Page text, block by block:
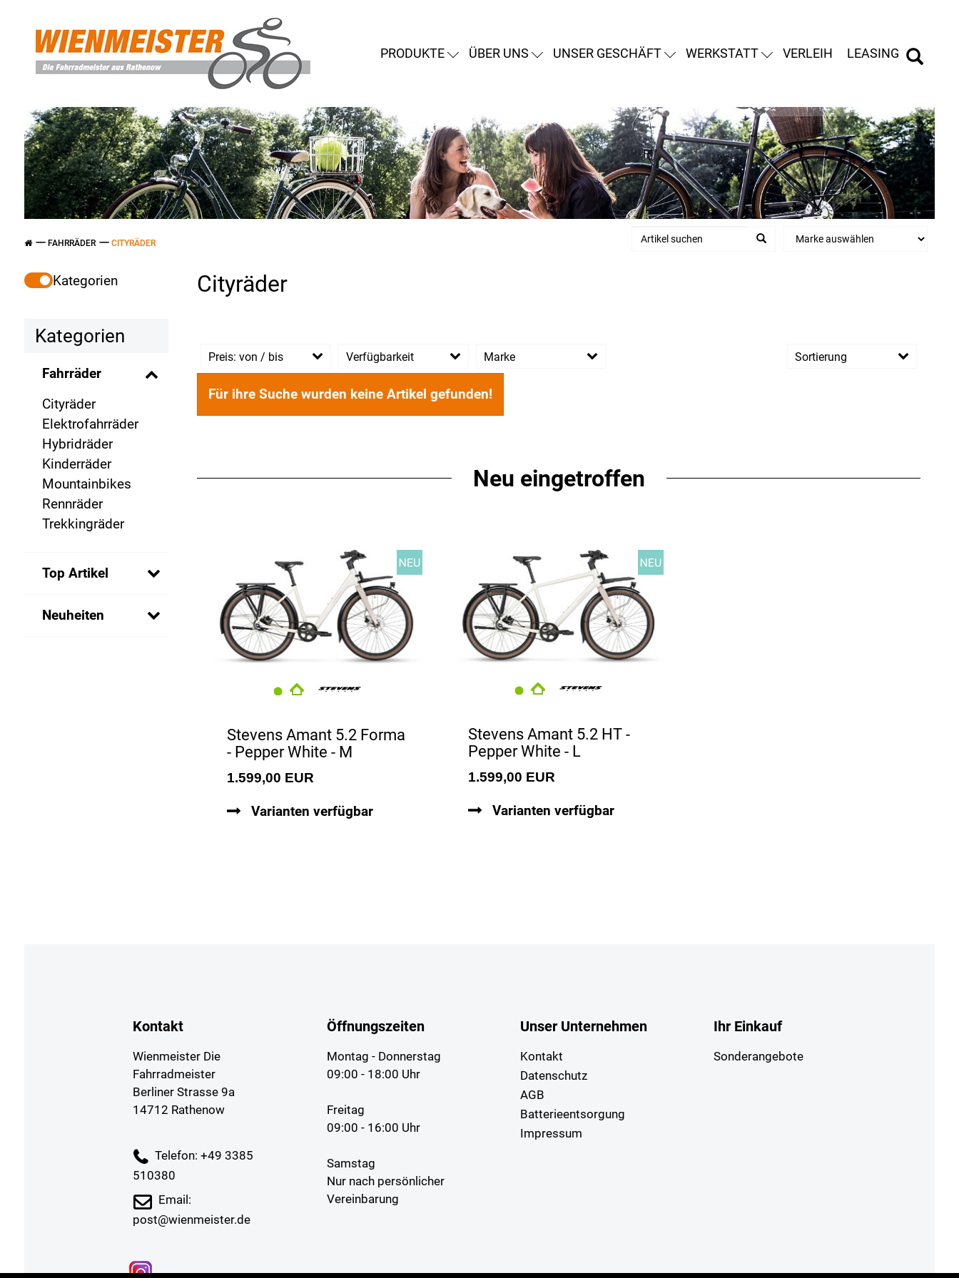
PRODUKTE ÜBER UNS UNSER GESCHÄFT WERKSTATT VERLEIH LEASING
FAHRRÄDER CITYRÄDER
Kategorien Cityräder
Kategorien
Fahrräder
Cityräder
Elektrofahrräder
Hybridräder
Kinderräder
Mountainbikes
Rennräder
Trekkingräder
Top Artikel
Neuheiten
Sortierung
Preis: von / bis
EUR
Verfügbarkeit Marke
Für ihre Suche wurden keine Artikel gefunden!
Neu eingetroffen
Stevens Amant 5.2 Forma
- Pepper White - M
1.599,00 EUR
Varianten verfügbar
Stevens Amant 5.2 HT -
Pepper White - L
1.599,00 EUR
Varianten verfügbar
Kontakt
Wienmeister Die
Fahrradmeister
Berliner Strasse 9a
14712 Rathenow
Telefon: +49 3385
510380
Email:
post@wienmeister.de
Öffnungszeiten
Montag - Donnerstag
09:00 - 18:00 Uhr
Freitag
09:00 - 16:00 Uhr
Samstag
Nur nach persönlicher
Vereinbarung
Unser Unternehmen
Kontakt
Datenschutz
AGB
Batterieentsorgung
Impressum
Ihr Einkauf
Sonderangebote